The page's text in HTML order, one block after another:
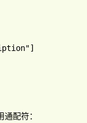
]
配符：